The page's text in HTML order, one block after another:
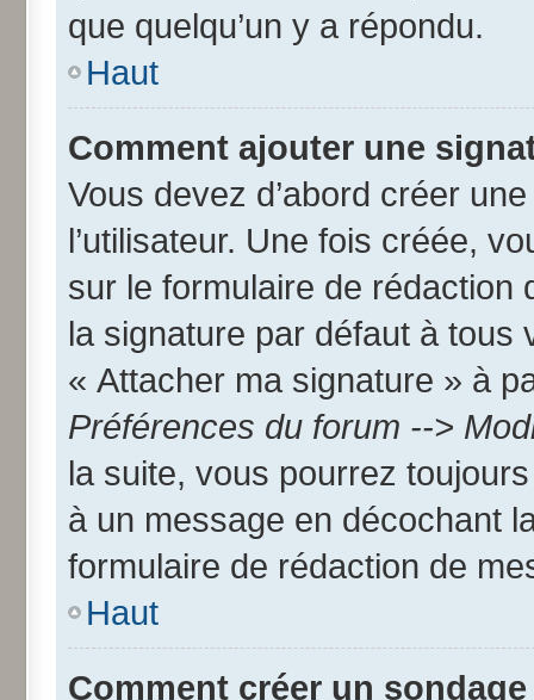
que quelqu’un y a répondu.
Haut
Comment ajouter une
Vous devez d’abord créer
l’utilisateur. Une fois créée,
sur le formulaire de rédaction
la signature par défaut à tous
« Attacher ma signature » à
Préférences du forum -->
la suite, vous pourrez
à un message en décochant
formulaire de rédaction de
Haut
Comment créer un